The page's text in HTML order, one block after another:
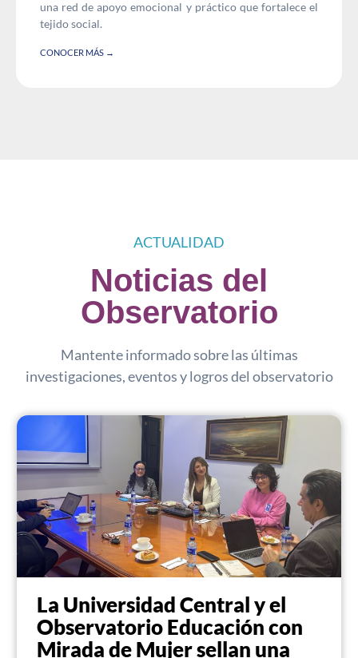
una red de apoyo emocional y práctico que fortalece el
tejido social.
CONOCER MÁS →
ACTUALIDAD
Noticias del
Observatorio
Mantente informado sobre las últimas
investigaciones, eventos y logros del observatorio
La Universidad Central y el
Observatorio Educación con
Mirada de Mujer sellan una